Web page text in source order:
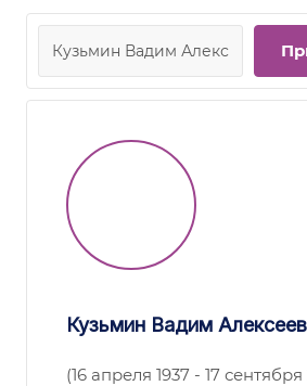
Кузьмин Вадим
(16 апреля 1937 - 17 сентября